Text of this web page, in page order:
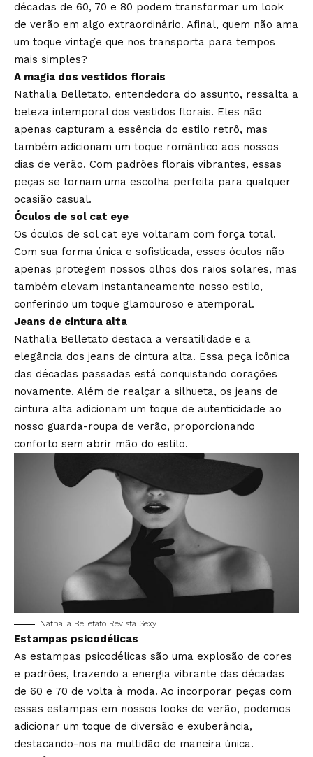
décadas de 60, 70 e 80 podem transformar um look
de verão em algo extraordinário. Afinal, quem não ama
um toque vintage que nos transporta para tempos
mais simples?
A magia dos vestidos florais
Nathalia Belletato, entendedora do assunto, ressalta a
beleza intemporal dos vestidos florais. Eles não
apenas capturam a essência do estilo retrô, mas
também adicionam um toque romântico aos nossos
dias de verão. Com padrões florais vibrantes, essas
peças se tornam uma escolha perfeita para qualquer
ocasião casual.
Óculos de sol cat eye
Os óculos de sol cat eye voltaram com força total.
Com sua forma única e sofisticada, esses óculos não
apenas protegem nossos olhos dos raios solares, mas
também elevam instantaneamente nosso estilo,
conferindo um toque glamouroso e atemporal.
Jeans de cintura alta
Nathalia Belletato destaca a versatilidade e a
elegância dos jeans de cintura alta. Essa peça icônica
das décadas passadas está conquistando corações
novamente. Além de realçar a silhueta, os jeans de
cintura alta adicionam um toque de autenticidade ao
nosso guarda-roupa de verão, proporcionando
conforto sem abrir mão do estilo.
Nathalia Belletato Revista Sexy
Estampas psicodélicas
As estampas psicodélicas são uma explosão de cores
e padrões, trazendo a energia vibrante das décadas
de 60 e 70 de volta à moda. Ao incorporar peças com
essas estampas em nossos looks de verão, podemos
adicionar um toque de diversão e exuberância,
destacando-nos na multidão de maneira única.